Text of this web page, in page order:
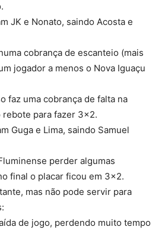
JK e Nonato, saindo Acosta e
cobrança de escanteio (mais
jogador a menos o Nova Iguaçu
faz uma cobrança de falta na
rebote para fazer 3×2.
Guga e Lima, saindo Samuel
perder algumas
final o placar ficou em 3×2.
mas não pode servir para
de jogo, perdendo muito tempo